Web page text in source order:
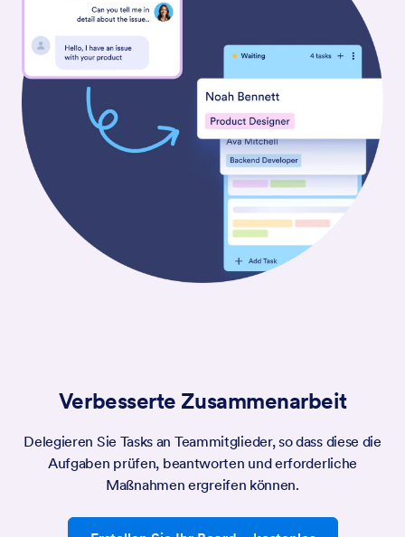
Verbesserte Zusammenarbeit
Delegieren Sie Tasks an Teammitglieder, so dass diese die
Aufgaben prüfen, beantworten und erforderliche
Maßnahmen ergreifen können.